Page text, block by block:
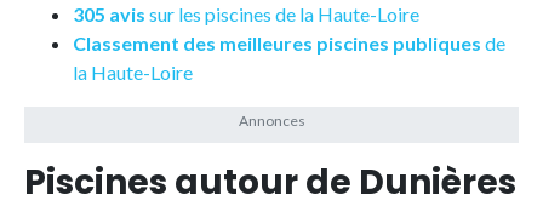
305 avis sur les piscines de la Haute-Loire
Classement des meilleures piscines publiques de
la Haute-Loire
Piscines autour de Dunières